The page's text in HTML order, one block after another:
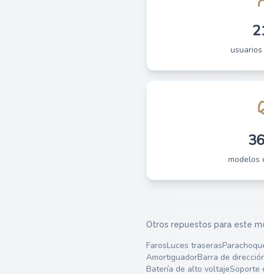
modelos
Otros repuestos para este
FarosLuces traseras
AmortiguadorBarra de
Batería de alto voltajeSoporte